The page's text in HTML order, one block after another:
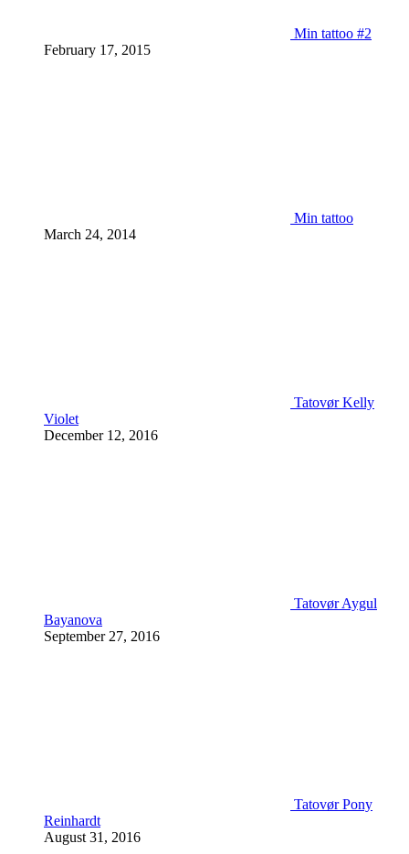
Min tattoo #2
February 17, 2015
Min tattoo
March 24, 2014
Tatovør Kelly
Violet
December 12, 2016
Tatovør Aygul
Bayanova
September 27, 2016
Tatovør Pony
Reinhardt
August 31, 2016